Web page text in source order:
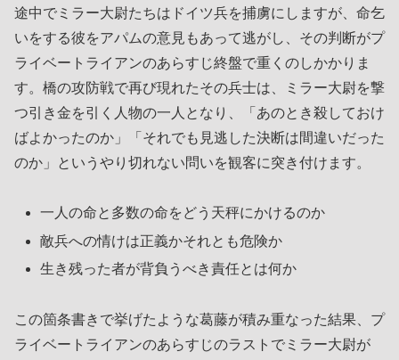
途中でミラー大尉たちはドイツ兵を捕虜にしますが、命乞
いをする彼をアパムの意見もあって逃がし、その判断がプ
ライベートライアンのあらすじ終盤で重くのしかかりま
す。橋の攻防戦で再び現れたその兵士は、ミラー大尉を撃
つ引き金を引く人物の一人となり、「あのとき殺しておけ
ばよかったのか」「それでも見逃した決断は間違いだった
のか」というやり切れない問いを観客に突き付けます。
一人の命と多数の命をどう天秤にかけるのか
敵兵への情けは正義かそれとも危険か
生き残った者が背負うべき責任とは何か
この箇条書きで挙げたような葛藤が積み重なった結果、プ
ライベートライアンのあらすじのラストでミラー大尉が